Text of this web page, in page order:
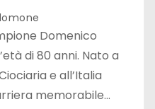
Domenico
di 80 anni. Nato a
e all’Italia
memorabile…